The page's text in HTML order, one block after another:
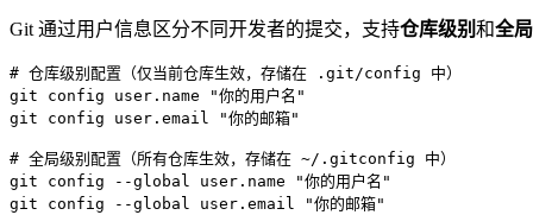
Git 通过用户信息区分不同开发者的提交，支持仓库级别 和全
# 仓库级别配置（仅当前仓库生效，存储在 .git/config 中）
git config user.name
"你的用户名"
git config user.email
"你的邮箱"
# 全局级别配置（所有仓库生效，存储在 ~/.gitconfig 中）
git config --global user.name
"你的用户名"
git config --global user.email
"你的邮箱"